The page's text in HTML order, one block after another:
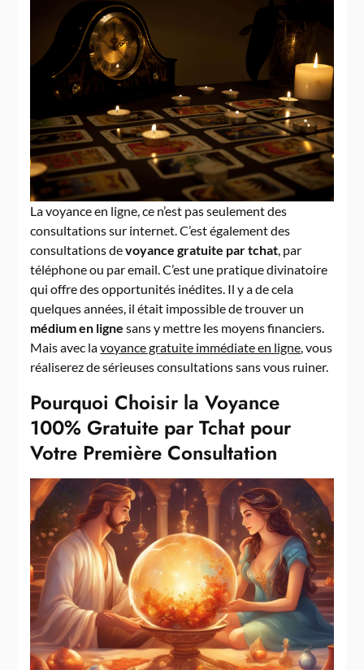
La voyance en ligne, ce n’est pas seulement des
consultations sur internet. C’est également des
consultations devoyance gratuite par tchat, par
téléphone ou par email. C’est une pratique divinatoire
qui offre des opportunités inédites. Il y a de cela
quelques années, il était impossible de trouver un
médium en ligne sans y mettre les moyens financiers.
Mais avec lavoyance gratuite immédiate en ligne, vous
réaliserez de sérieuses consultations sans vous ruiner.
Pourquoi Choisir la Voyance
100% Gratuite par Tchat pour
Votre Première Consultation